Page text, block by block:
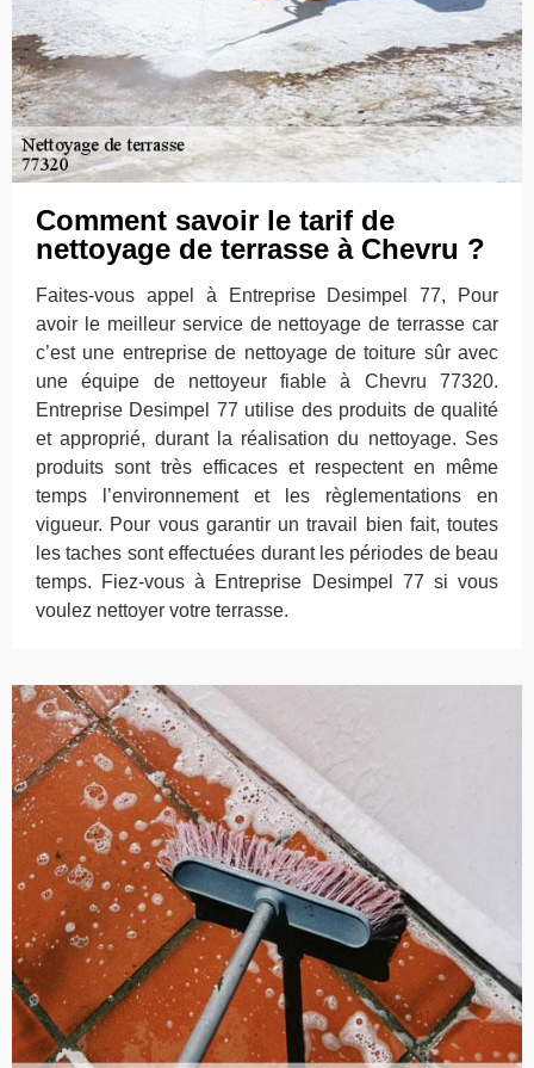
Comment savoir le tarif de
nettoyage de terrasse à Chevru ?
Faites-vous appel à Entreprise Desimpel 77, Pour
avoir le meilleur service de nettoyage de terrasse car
c’est une entreprise de nettoyage de toiture sûr avec
une équipe de nettoyeur fiable à Chevru 77320.
Entreprise Desimpel 77 utilise des produits de qualité
et approprié, durant la réalisation du nettoyage. Ses
produits sont très efficaces et respectent en même
temps l’environnement et les règlementations en
vigueur. Pour vous garantir un travail bien fait, toutes
les taches sont effectuées durant les périodes de beau
temps. Fiez-vous à Entreprise Desimpel 77 si vous
voulez nettoyer votre terrasse.